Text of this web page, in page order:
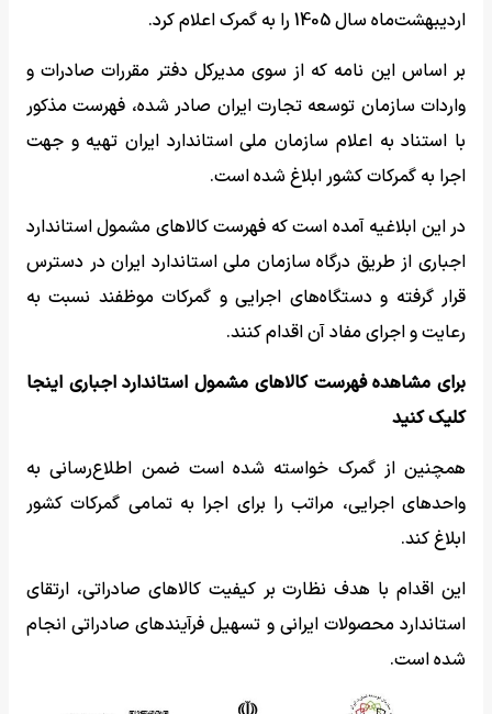
اردیبهشت‌ماه سال 1405 را به گمرک اعلام کرد.
بر اساس این نامه که از سوی مدیرکل دفتر مقررات صادرات و
واردات سازمان توسعه تجارت ایران صادر شده، فهرست مذکور
با استناد به اعلام سازمان ملی استاندارد ایران تهیه و جهت
اجرا به گمرکات کشور ابلاغ شده است.
در این ابلاغیه آمده است که فهرست کالاهای مشمول استاندارد
اجباری از طریق درگاه سازمان ملی استاندارد ایران در دسترس
قرار گرفته و دستگاه‌های اجرایی و گمرکات موظفند نسبت به
رعایت و اجرای مفاد آن اقدام کنند.
برای مشاهده فهرست کالاهای مشمول استاندارد اجباری اینجا
کلیک کنید
همچنین از گمرک خواسته شده است ضمن اطلاع‌رسانی به
واحدهای اجرایی، مراتب را برای اجرا به تمامی گمرکات کشور
ابلاغ کند.
این اقدام با هدف نظارت بر کیفیت کالاهای صادراتی، ارتقای
استاندارد محصولات ایرانی و تسهیل فرآیندهای صادراتی انجام
شده است.